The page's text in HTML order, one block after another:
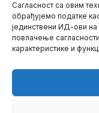
Сагласност са овим
обрађујемо податке
јединствени ИД-ови на
повлачење
карактеристике и
Mario zna Youtube
je
deci